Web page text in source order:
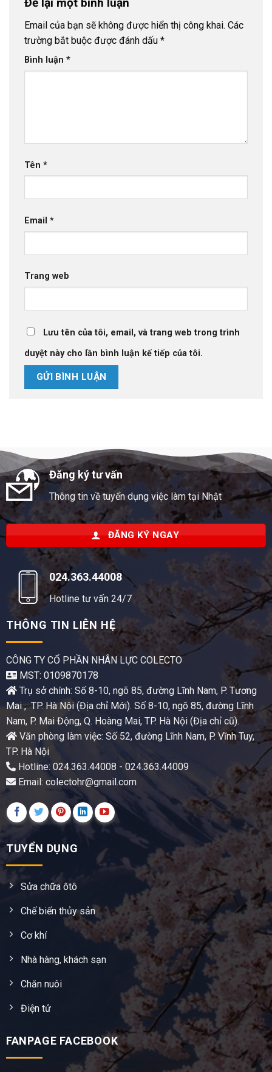
Email của bạn sẽ không được hiển thị công khai. Các
trường bắt buộc được đánh dấu *
Bình luận *
Tên *
Email *
Trang web
Lưu tên của tôi, email, và trang web trong trình
duyệt này cho lần bình luận kế tiếp của tôi.
Đăng ký tư vấn
Thông tin về tuyển dụng việc làm tại Nhật
ĐĂNG KÝ NGAY
024.363.44008
Hotline tư vấn 24/7
THÔNG TIN LIÊN HỆ
CÔNG TY CỔ PHẦN NHÂN LỰC COLECTO
MST: 0109870178
Trụ sở chính: Số 8-10, ngõ 85, đường Lĩnh Nam, P. Tương
Mai , TP. Hà Nội (Địa chỉ Mới). Số 8-10, ngõ 85, đường Lĩnh
Nam, P. Mai Động, Q. Hoàng Mai, TP. Hà Nội (Địa chỉ cũ).
Văn phòng làm việc: Số 52, đường Lĩnh Nam, P. Vĩnh Tuy,
TP. Hà Nội
Hotline: 024.363.44008 - 024.363.44009
Email: colectohr@gmail.com
TUYỂN DỤNG
Sửa chữa ôtô
Chế biến thủy sản
Cơ khí
Nhà hàng, khách sạn
Chăn nuôi
Điện tử
FANPAGE FACEBOOK